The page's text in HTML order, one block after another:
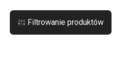
Filtrowanie produktów